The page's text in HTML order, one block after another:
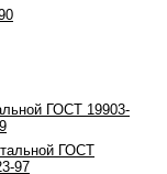
ГОСТ 19903-
ГОСТ
97